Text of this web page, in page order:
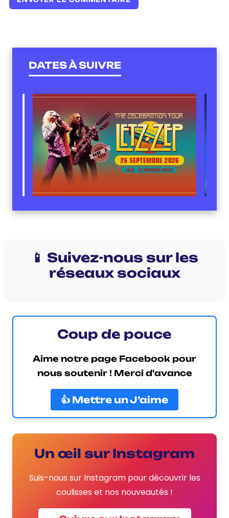
DATES À SUIVRE
📱 Suivez-nous sur les
réseaux sociaux
Coup de pouce
Aime notre page Facebook pour
nous soutenir ! Merci d'avance
👍 Mettre un J’aime
Un œil sur Instagram
Suis-nous sur Instagram pour découvrir les
coulisses et nos nouveautés !